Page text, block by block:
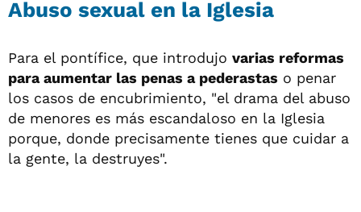
Abuso sexual en la Iglesia
Para el pontífice, que introdujo varias reformas
para aumentar las penas a pederastas o penar
los casos de encubrimiento, "el drama del abuso
de menores es más escandaloso en la Iglesia
porque, donde precisamente tienes que cuidar a
la gente, la destruyes".